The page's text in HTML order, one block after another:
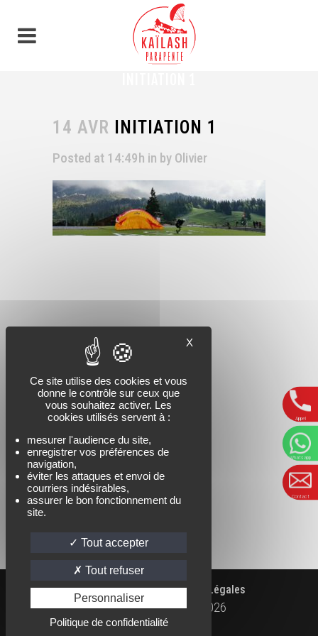
14 AVR INITIATION 1
Posted at 14:49h in by Olivier
Accueil|Contact|Mentions Légales
Kaïlash Parapente Ⓒ 2026
WHATSAPP
FACEBOOK
INSTAGRAM
Appel
Whatsapp
Contact
Panneau de gestion des cookies
X
Ce site utilise des cookies et vous
donne le contrôle sur ceux que
vous souhaitez activer. Les
cookies utilisés servent à :
mesurer l'audience du site,
enregistrer vos préférences de
navigation,
éviter les attaques et envoi de
courriers indésirables,
assurer le bon fonctionnement du
site.
Tout accepter
Tout refuser
Personnaliser
Politique de confidentialité